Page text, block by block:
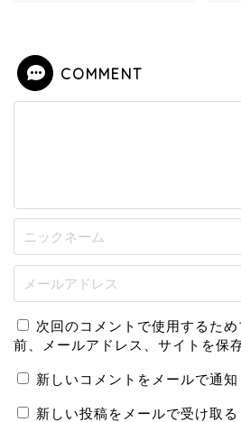
COMMENT
次回のコメントで使用するた
前、メールアドレス、サイトを保
新しいコメントをメールで通知
新しい投稿をメールで受け取る